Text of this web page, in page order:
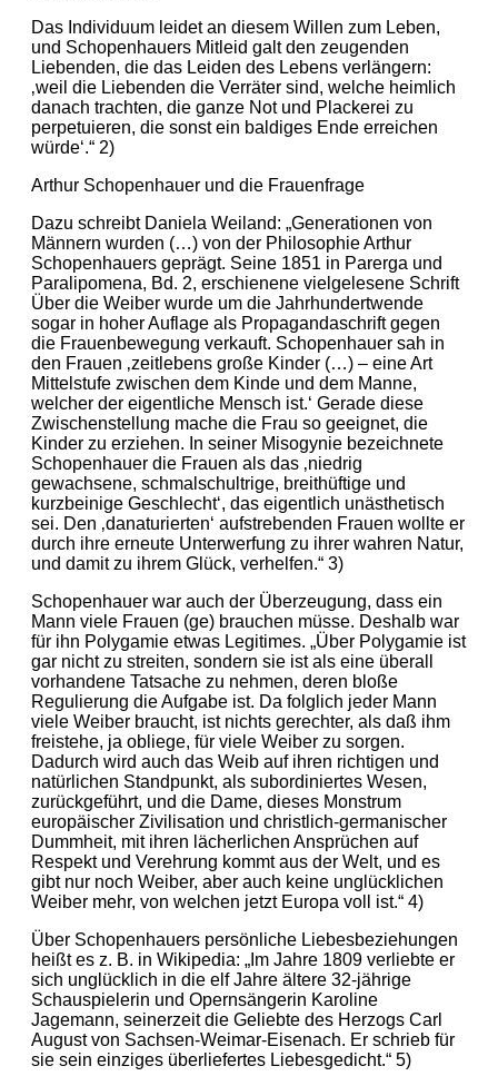
Das Individuum leidet an diesem Willen zum Leben,
und Schopenhauers Mitleid galt den zeugenden
Liebenden, die das Leiden des Lebens verlängern:
‚weil die Liebenden die Verräter sind, welche heimlich
danach trachten, die ganze Not und Plackerei zu
perpetuieren, die sonst ein baldiges Ende erreichen
würde‘.“ 2)
Arthur Schopenhauer und die Frauenfrage
Dazu schreibt Daniela Weiland: „Generationen von
Männern wurden (…) von der Philosophie Arthur
Schopenhauers geprägt. Seine 1851 in Parerga und
Paralipomena, Bd. 2, erschienene vielgelesene Schrift
Über die Weiber wurde um die Jahrhundertwende
sogar in hoher Auflage als Propagandaschrift gegen
die Frauenbewegung verkauft. Schopenhauer sah in
den Frauen ‚zeitlebens große Kinder (…) – eine Art
Mittelstufe zwischen dem Kinde und dem Manne,
welcher der eigentliche Mensch ist.‘ Gerade diese
Zwischenstellung mache die Frau so geeignet, die
Kinder zu erziehen. In seiner Misogynie bezeichnete
Schopenhauer die Frauen als das ‚niedrig
gewachsene, schmalschultrige, breithüftige und
kurzbeinige Geschlecht‘, das eigentlich unästhetisch
sei. Den ‚danaturierten‘ aufstrebenden Frauen wollte er
durch ihre erneute Unterwerfung zu ihrer wahren Natur,
und damit zu ihrem Glück, verhelfen.“ 3)
Schopenhauer war auch der Überzeugung, dass ein
Mann viele Frauen (ge) brauchen müsse. Deshalb war
für ihn Polygamie etwas Legitimes. „Über Polygamie ist
gar nicht zu streiten, sondern sie ist als eine überall
vorhandene Tatsache zu nehmen, deren bloße
Regulierung die Aufgabe ist. Da folglich jeder Mann
viele Weiber braucht, ist nichts gerechter, als daß ihm
freistehe, ja obliege, für viele Weiber zu sorgen.
Dadurch wird auch das Weib auf ihren richtigen und
natürlichen Standpunkt, als subordiniertes Wesen,
zurückgeführt, und die Dame, dieses Monstrum
europäischer Zivilisation und christlich-germanischer
Dummheit, mit ihren lächerlichen Ansprüchen auf
Respekt und Verehrung kommt aus der Welt, und es
gibt nur noch Weiber, aber auch keine unglücklichen
Weiber mehr, von welchen jetzt Europa voll ist.“ 4)
Über Schopenhauers persönliche Liebesbeziehungen
heißt es z. B. in Wikipedia: „Im Jahre 1809 verliebte er
sich unglücklich in die elf Jahre ältere 32-jährige
Schauspielerin und Opernsängerin Karoline
Jagemann, seinerzeit die Geliebte des Herzogs Carl
August von Sachsen-Weimar-Eisenach. Er schrieb für
sie sein einziges überliefertes Liebesgedicht.“ 5)